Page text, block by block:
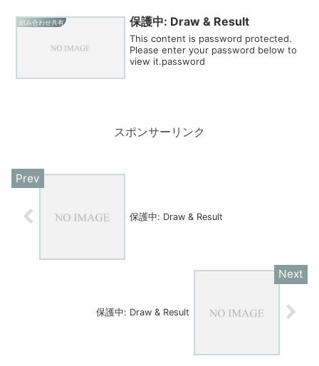
組み合わせ共有 保護中: Draw & Result
This content is password protected.
Please enter your password below to
view it.password
スポンサーリンク
保護中: Draw & Result
保護中: Draw & Result